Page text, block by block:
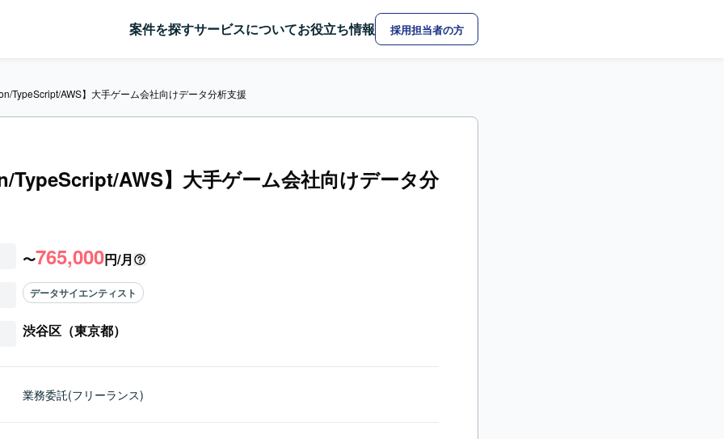
案件を探すサービスについてお役立ち情報 採用担当者の方
TypeScript/AWS】大手ゲーム会社向けデータ分析支援
TypeScript/AWS】大手ゲーム会社向けデータ分
〜765,000円/月
データサイエンティスト
渋谷区（東京都）
業務委託(フリーランス)